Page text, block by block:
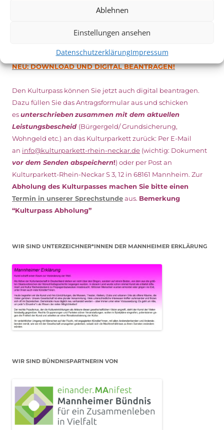
Ablehnen
Einstellungen ansehen
DatenschutzerklärungImpressum
NEU: DOWNLOAD UND DIGITAL BEANTRAGEN!
Den Kulturpass können Sie jetzt auch digital beantragen.
Dazu füllen Sie das Antragsformular aus und schicken
esunterschriebenzusammen mit dem aktuellen
Leistungsbescheid (Bürgergeld/ Grundsicherung,
Wohngeld etc.) an das Kulturparkett zurück: Per E-Mail
an info@kulturparkett-rhein-neckar.de (wichtig: Dokument
vor dem Senden abspeichern!) oder per Post an
Kulturparkett-Rhein-Neckar S 3, 12 in 68161 Mannheim. Zur
Abholung des Kulturpasses machen Sie bitte einen
Termin in unserer Sprechstundeaus. Bemerkung
“Kulturpass Abholung”
WIR SIND UNTERZEICHNER*INNEN DER MANNHEIMER ERKLÄRUNG
WIR SIND BÜNDNISPARTNERIN VON